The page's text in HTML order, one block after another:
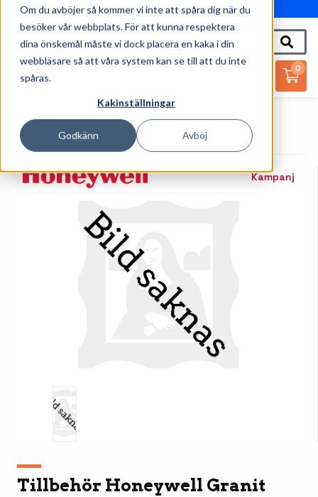
Om du avböjer så kommer vi inte att spåra dig när du
besöker vår webbplats. För att kunna respektera
dina önskemål måste vi dock placera en kaka i din
webbläsare så att våra system kan se till att du inte
spåras.
Kakinställningar
Godkänn Avböj
010-162 61 95
0
Startsida
Streckkodsläsare
Tillbehör Streckkodsläsare
Tillbehör Honeywell Granit
Kampanj
Tillbehör Honeywell Granit